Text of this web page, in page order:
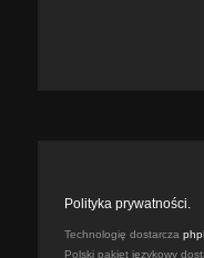
Polityka prywatności.
Technologię dostarcza
Polski pakiet językowy